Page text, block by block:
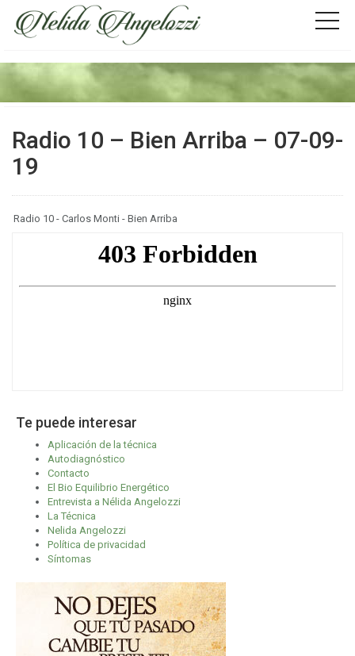
Radio 10 – Bien Arriba – 07-09-
19
Radio 10 - Carlos Monti - Bien Arriba
Te puede interesar
Aplicación de la técnica
Autodiagnóstico
Contacto
El Bio Equilibrio Energético
Entrevista a Nélida Angelozzi
La Técnica
Nelida Angelozzi
Política de privacidad
Síntomas